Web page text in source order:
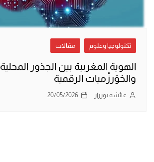
تكنولوجيا وعلوم مقالات
الهوية المغربية بين الجذور المحلية
والخوَرزْميات الرقمية
عائشة بوزرار 20/05/2026